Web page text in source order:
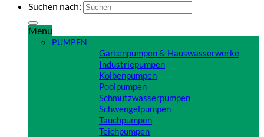
Suchen nach:
Menu
PUMPEN
Gartenpumpen & Hauswasserwerke
Industriepumpen
Kolbenpumpen
Poolpumpen
Schmutzwasserpumpen
Schwengelpumpen
Tauchpumpen
Teichpumpen